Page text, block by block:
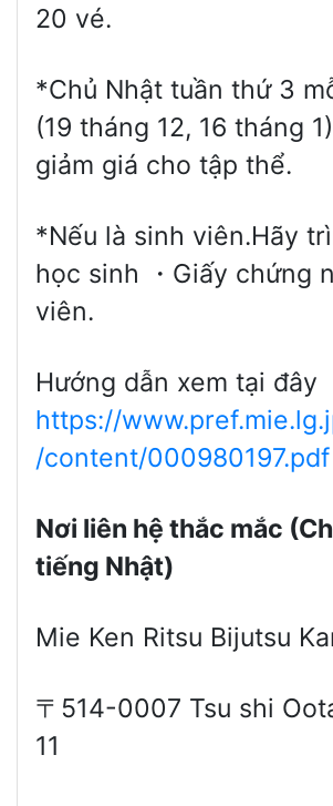
20 vé.
*Chủ Nhật tuần thứ 3
(19 tháng 12, 16 tháng
giảm giá cho tập thể.
*Nếu là sinh viên.Hãy
học sinh ・Giấy chứng
viên.
Hướng dẫn xem tại đây
https://
/content/000980197.pdf
Nơi liên hệ thắc mắc
tiếng Nhật)
Mie Ken Ritsu Bijutsu
〒514-0007 Tsu shi
11